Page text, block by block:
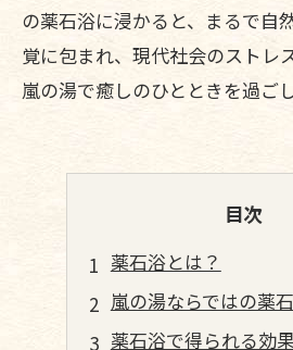
の薬石浴に浸かると、まるで自
覚に包まれ、現代社会のストレ
嵐の湯で癒しのひとときを過ご
目次
薬石浴とは？
嵐の湯ならではの薬
薬石浴で得られる効